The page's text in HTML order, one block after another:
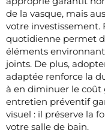
de la vasque, mais
votre investissement.
quotidienne permet
éléments
joints. De plus,
adaptée renforce la
à en diminuer le coût
entretien préventif
visuel : il préserve la
votre salle de bain.